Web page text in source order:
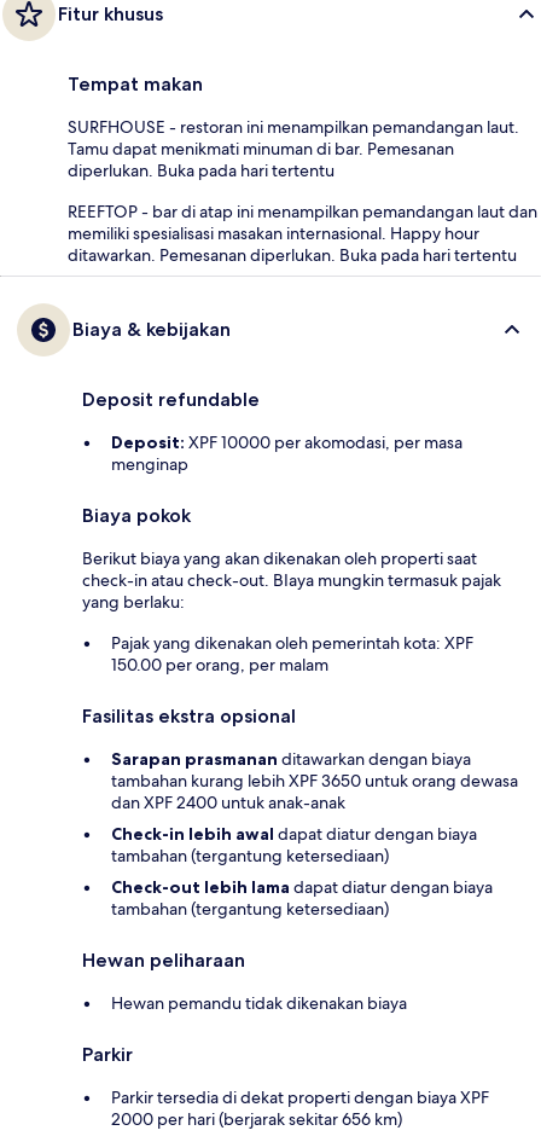
Fitur khusus
Tempat makan
SURFHOUSE - restoran ini menampilkan pemandangan laut.
Tamu dapat menikmati minuman di bar. Pemesanan
diperlukan. Buka pada hari tertentu
REEFTOP - bar di atap ini menampilkan pemandangan laut dan
memiliki spesialisasi masakan internasional. Happy hour
ditawarkan. Pemesanan diperlukan. Buka pada hari tertentu
Biaya & kebijakan
Deposit refundable
Deposit: XPF 10000 per akomodasi, per masa
menginap
Biaya pokok
Berikut biaya yang akan dikenakan oleh properti saat
check-in atau check-out. BIaya mungkin termasuk pajak
yang berlaku:
Pajak yang dikenakan oleh pemerintah kota: XPF
150.00 per orang, per malam
Fasilitas ekstra opsional
Sarapan prasmanan ditawarkan dengan biaya
tambahan kurang lebih XPF 3650 untuk orang dewasa
dan XPF 2400 untuk anak-anak
Check-in lebih awal dapat diatur dengan biaya
tambahan (tergantung ketersediaan)
Check-out lebih lama dapat diatur dengan biaya
tambahan (tergantung ketersediaan)
Hewan peliharaan
Hewan pemandu tidak dikenakan biaya
Parkir
Parkir tersedia di dekat properti dengan biaya XPF
2000 per hari (berjarak sekitar 656 km)